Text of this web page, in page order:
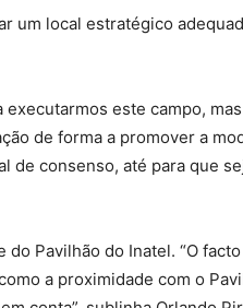
um local estratégico
este campo,
de forma a promover a
de consenso, até para que
Pavilhão do Inatel. “O
a proximidade com o